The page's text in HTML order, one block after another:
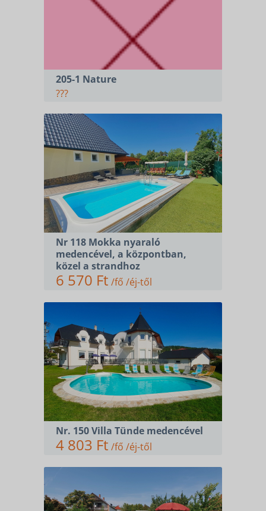
205-1 Nature
???
Nr 118 Mokka nyaraló
medencével, a központban,
közel a strandhoz
6 570 Ft /fő /éj-től
Nr. 150 Villa Tünde medencével
4 803 Ft /fő /éj-től